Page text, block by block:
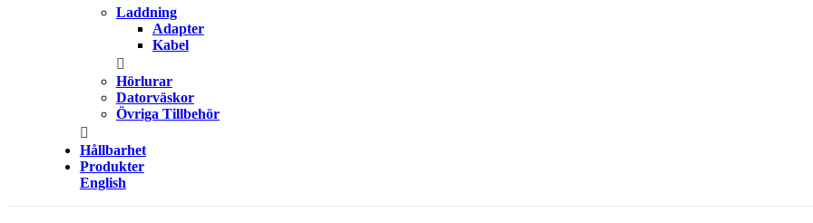
Laddning
Adapter
Kabel
Hörlurar
Datorväskor
Övriga Tillbehör
Hållbarhet
Produkter
English